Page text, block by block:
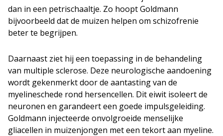
dan in een petrischaaltje. Zo hoopt Goldmann
bijvoorbeeld dat de muizen helpen om schizofrenie
beter te begrijpen.
Daarnaast ziet hij een toepassing in de behandeling
van multiple sclerose. Deze neurologische aandoening
wordt gekenmerkt door de aantasting van de
myelineschede rond hersencellen. Dit eiwit isoleert de
neuronen en garandeert een goede impulsgeleiding.
Goldmann injecteerde onvolgroeide menselijke
gliacellen in muizenjongen met een tekort aan myeline.